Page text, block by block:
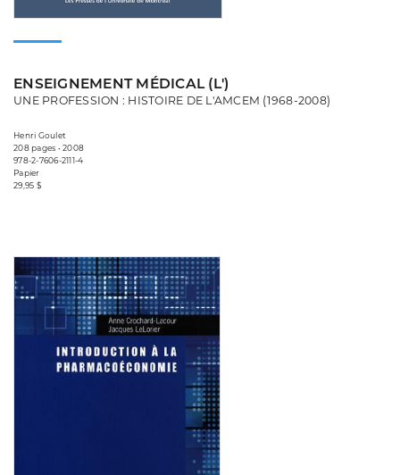
ENSEIGNEMENT MÉDICAL (L')
UNE PROFESSION : HISTOIRE DE L'AMCEM (1968-2008)
Henri Goulet
208 pages • 2008
978-2-7606-2111-4
Papier
29,95 $